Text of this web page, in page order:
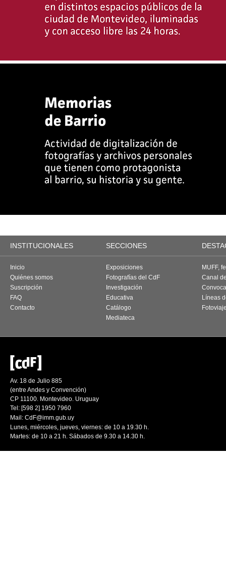
INSTITUCIONALES SECCIONES
Inicio
Quiénes somos
Suscripción
FAQ
Contacto
Exposiciones
Fotografías del CdF
Investigación
Educativa
Catálogo
Mediateca
MUFF,
Canal
Líneas
Av. 18 de Julio 885
(entre Andes y Convención)
CP 11100. Montevideo. Uruguay
Tel: [598 2] 1950 7960
Mail: CdF@imm.gub.uy
Lunes, miércoles, jueves, viernes: de 10 a 19.30 h.
Martes: de 10 a 21 h. Sábados de 9.30 a 14.30 h.